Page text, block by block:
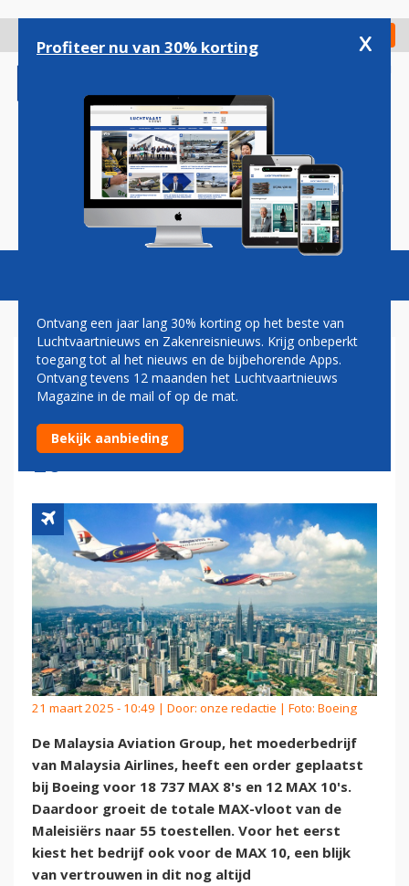
gaan
Check in
Magazine Podcasts Vacatures
MALAYSIA AIRLINES BESTELT
NOG MEER BOEING 737
MAX'EN, WAARONDER MAX
10
21 maart 2025 - 10:49 | Door: onze redactie | Foto: Boeing
De Malaysia Aviation Group, het moederbedrijf
van Malaysia Airlines, heeft een order geplaatst
bij Boeing voor 18 737 MAX 8's en 12 MAX 10's.
Daardoor groeit de totale MAX-vloot van de
Maleisiërs naar 55 toestellen. Voor het eerst
kiest het bedrijf ook voor de MAX 10, een blijk
van vertrouwen in dit nog altijd
Profiteer nu van 30% korting x
Ontvang een jaar lang 30% korting op het beste van
Luchtvaartnieuws en Zakenreisnieuws. Krijg onbeperkt
toegang tot al het nieuws en de bijbehorende Apps.
Ontvang tevens 12 maanden het Luchtvaartnieuws
Magazine in de mail of op de mat.
Bekijk aanbieding